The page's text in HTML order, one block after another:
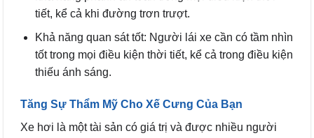
tiết, kể cả khi đường trơn trượt.
Khả năng quan sát tốt: Người lái xe cần có tầm nhìn
tốt trong mọi điều kiện thời tiết, kể cả trong điều kiện
thiếu ánh sáng.
Tăng Sự Thẩm Mỹ Cho Xế Cưng Của Bạn
Xe hơi là một tài sản có giá trị và được nhiều người